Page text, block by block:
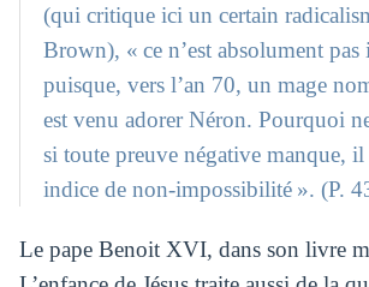
(qui critique ici un certain
Brown), « ce n’est absolument pas
puisque, vers l’an 70, un mage
est venu adorer Néron. Pourquoi
si toute preuve négative manque, il
indice de non-impossibilité ». (P.
Le pape Benoit XVI, dans son livre